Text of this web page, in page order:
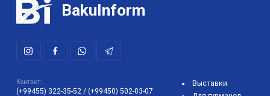
BakuInform
Контакт:
(+99455) 322-35-52 / (+99450) 502-03-07
Выставки